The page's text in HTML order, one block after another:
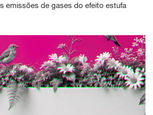
emissões de gases do efeito estufa